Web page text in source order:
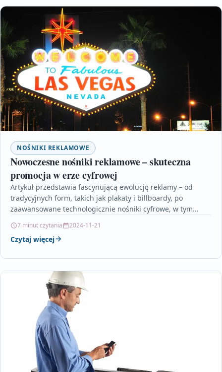
NOŚNIKI REKLAMOWE
Nowoczesne nośniki reklamowe – skuteczna
promocja w erze cyfrowej
Artykuł przedstawia fascynującą ewolucję reklamy – od
tradycyjnych form, takich jak plakaty i billboardy, po
zaawansowane technologicznie nośniki cyfrowe, w tym
7 minut czytania 2024-11-21
Czytaj więcej